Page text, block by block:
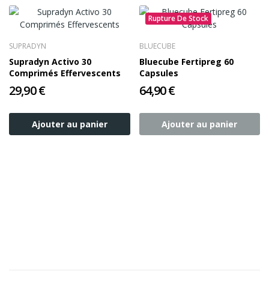
SUPRADYN
Supradyn Activo 30
Comprimés Effervescents
29,90 €
Ajouter au panier
Rupture De Stock
BLUECUBE
Bluecube Fertipreg 60
Capsules
64,90 €
Ajouter au panier